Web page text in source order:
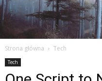
Strona główna Tech
Tech